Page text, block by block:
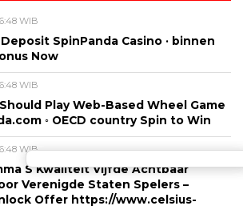
WIB
SpinPanda Casino · binnen
Now
WIB
Play Web-Based Wheel Game
◦ OECD country Spin to Win
WIB
S Kwaliteit Vijfde Achtbaar
Verenigde Staten Spelers –
Offer https://www.celsius-